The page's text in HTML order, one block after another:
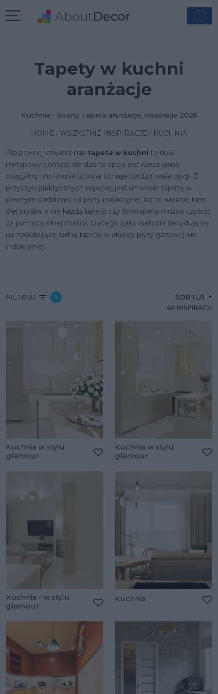
Tapety w kuchni
aranżacje
Kuchnia - Ściany Tapeta aranżacje, inspiracje 2026
HOME WSZYSTKIE INSPIRACJE KUCHNIA
Dla pewnej części z nas tapeta w kuchni to dość
nietypowy pomysł, ale dziś ta opcja jest rzecz jasna
osiągalną i co równie istotne istnieje bardzo wiele opcji. Z
przyczyn praktycznych najlepiej jest umieścić tapetę w
pewnym oddaleniu od płyty indukcyjnej, bo to właśnie tam
olej pryska, a nie każdą tapetę czy fototapetę można czyścić
za pomocą silnej chemii. Dlatego tylko nieliczni decydują się
na zaskakująco ładną tapetę w okolicy płyty gazowej lub
indukcyjnej.
FILTRUJ 1 SORTUJ
60 INSPIRACJI
Kuchnia w stylu
glamour
Dodaj do ulubionych
Kuchnia w stylu
glamour
Kuchnia - w stylu
glamour
Kuchnia